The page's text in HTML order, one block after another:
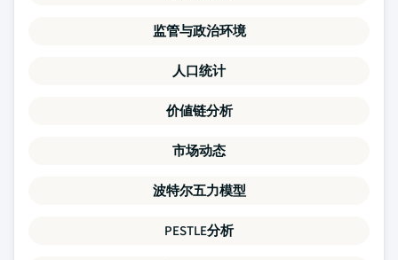
监管与政治环境
人口统计
价値链分析
市场动态
波特尔五力模型
PESTLE分析